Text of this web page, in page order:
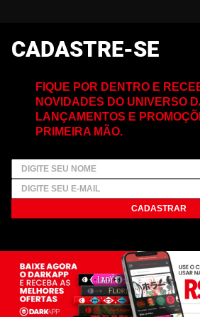
CADASTRE-SE
FIQUE POR DENTRO E
NOVIDADES DO UNIVERSO
LANÇAMENTOS E
PRIMEIRA MÃO.
CADASTRAR